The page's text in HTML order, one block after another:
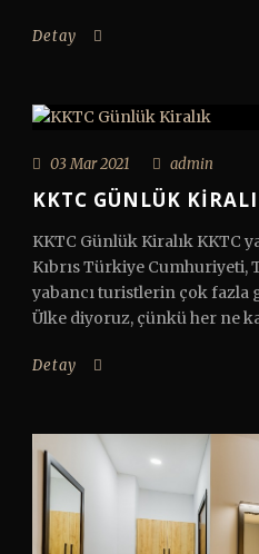
Detay
03 Mar 2021 admin
KKTC GÜNLÜK
KKTC Günlük Kiralık KKTC
Kıbrıs Türkiye Cumhuriyeti,
yabancı turistlerin çok fazla
Ülke diyoruz, çünkü her ne
Detay